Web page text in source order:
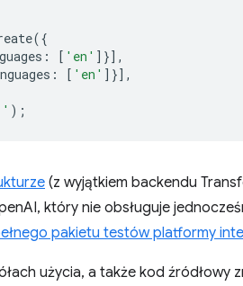
({
: [ 'en' ]}],
: [ 'en' ]}],
);
(z wyjątkiem backendu
który nie obsługuje
pakietu testów platformy
użycia, a także kod źródłowy